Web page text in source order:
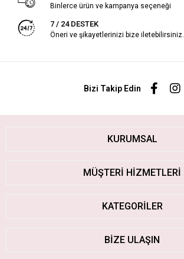
Binlerce ürün ve kampanya seçeneği
7 / 24 DESTEK
Öneri ve şikayetlerinizi bize iletebilirsiniz.
Bizi Takip Edin
KURUMSAL
MÜŞTERİ HİZMETLERİ
KATEGORİLER
BİZE ULAŞIN